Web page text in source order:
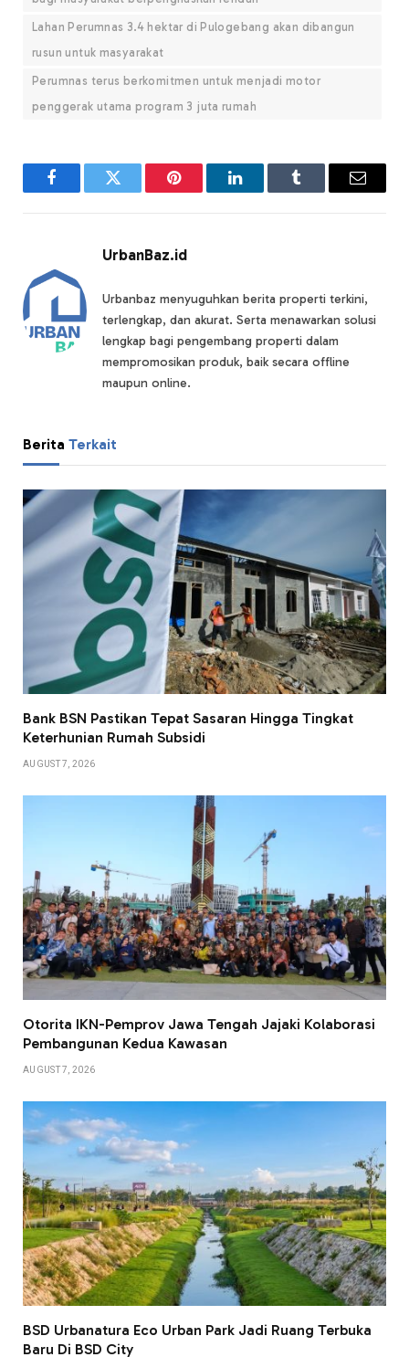
Lahan Perumnas 3.4 hektar di Pulogebang akan dibangun
rusun untuk masyarakat
Perumnas terus berkomitmen untuk menjadi motor
penggerak utama program 3 juta rumah
FacebookTwitter Pinterest LinkedInTumblr Email
UrbanBaz.id
Urbanbaz menyuguhkan berita properti terkini,
terlengkap, dan akurat. Serta menawarkan solusi
lengkap bagi pengembang properti dalam
mempromosikan produk, baik secara offline
maupun online.
Berita Terkait
Bank BSN Pastikan Tepat Sasaran Hingga Tingkat
Keterhunian Rumah Subsidi
AUGUST 7, 2026
Otorita IKN-Pemprov Jawa Tengah Jajaki Kolaborasi
Pembangunan Kedua Kawasan
AUGUST 7, 2026
BSD Urbanatura Eco Urban Park Jadi Ruang Terbuka
Baru Di BSD City